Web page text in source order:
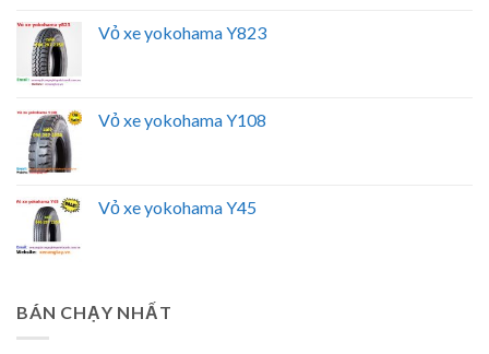
Vỏ xe yokohama Y823
Vỏ xe yokohama Y108
Vỏ xe yokohama Y45
BÁN CHẠY NHẤT